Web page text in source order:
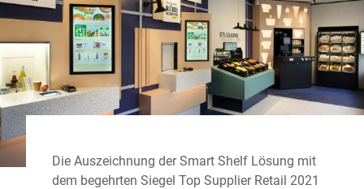
Die Auszeichnung der Smart Shelf Lösung mit
dem begehrten Siegel Top Supplier Retail 2021